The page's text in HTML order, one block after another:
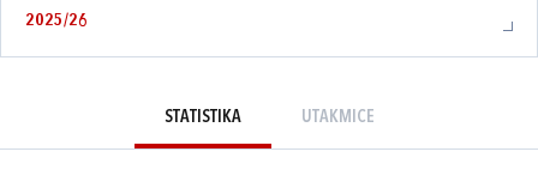
2025/26
STATISTIKA UTAKMICE